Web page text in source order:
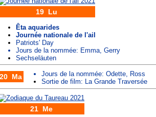
19 Lu
Êta aquarides
Journée nationale de l'ail
Patriots' Day
Jours de la nommée: Emma, Gerry
Sechseläuten
20 Ma Jours de la nommée: Odette, Ross
Sortie de film: La Grande Traversée
21 Me